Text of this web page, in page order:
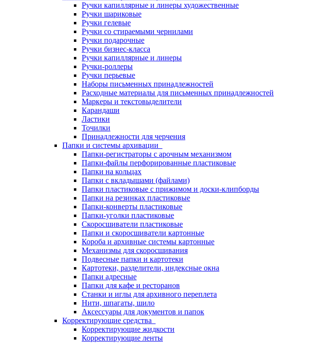
Ручки капиллярные и линеры художественные
Ручки шариковые
Ручки гелевые
Ручки со стираемыми чернилами
Ручки подарочные
Ручки бизнес-класса
Ручки капиллярные и линеры
Ручки-роллеры
Ручки перьевые
Наборы письменных принадлежностей
Расходные материалы для письменных принадлежностей
Маркеры и текстовыделители
Карандаши
Ластики
Точилки
Принадлежности для черчения
Папки и системы архивации
Папки-регистраторы с арочным механизмом
Папки-файлы перфорированные пластиковые
Папки на кольцах
Папки с вкладышами (файлами)
Папки пластиковые с прижимом и доски-клипборды
Папки на резинках пластиковые
Папки-конверты пластиковые
Папки-уголки пластиковые
Скоросшиватели пластиковые
Папки и скоросшиватели картонные
Короба и архивные системы картонные
Механизмы для скоросшивания
Подвесные папки и картотеки
Картотеки, разделители, индексные окна
Папки адресные
Папки для кафе и ресторанов
Станки и иглы для архивного переплета
Нити, шпагаты, шило
Аксессуары для документов и папок
Корректирующие средства
Корректирующие жидкости
Корректирующие ленты